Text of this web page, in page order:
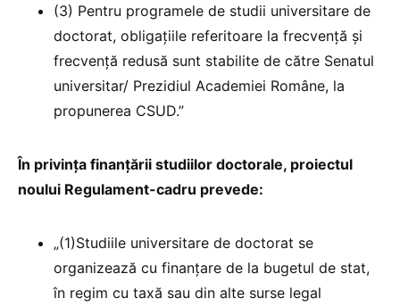
(3) Pentru programele de studii universitare de
doctorat, obligaţiile referitoare la frecvenţă şi
frecvenţă redusă sunt stabilite de către Senatul
universitar/ Prezidiul Academiei Române, la
propunerea CSUD.”
În privința finanțării studiilor doctorale, proiectul
noului Regulament-cadru prevede:
„(1)Studiile universitare de doctorat se
organizează cu finanțare de la bugetul de stat,
în regim cu taxă sau din alte surse legal